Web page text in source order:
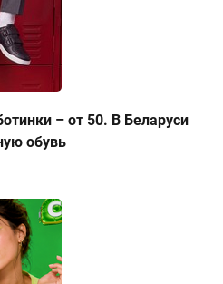
– от 50. В Беларуси
обувь